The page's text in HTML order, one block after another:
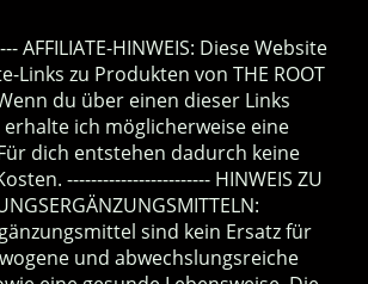
AFFILIATE-HINWEIS: Diese Website
Links zu Produkten von THE ROOT
du über einen dieser Links
ich möglicherweise eine
dich entstehen dadurch keine
------------------------ HINWEIS ZU
sind kein Ersatz für
und abwechslungsreiche